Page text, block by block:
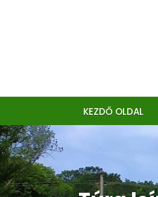
KEZDŐ OLDAL